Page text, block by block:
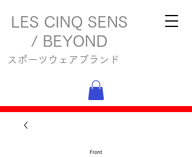
LES CINQ SENS
/ BEYOND
スポーツウェアブランド